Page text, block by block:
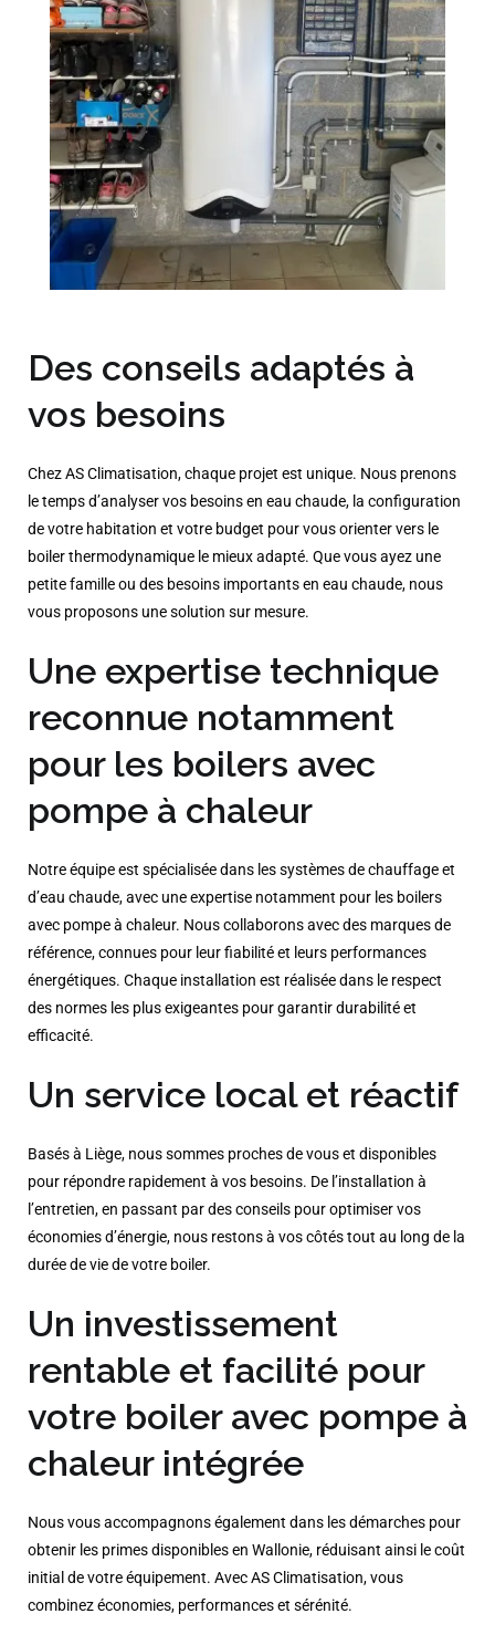
Des conseils adaptés à
vos besoins
Chez AS Climatisation, chaque projet est unique. Nous prenons
le temps d’analyser vos besoins en eau chaude, la configuration
de votre habitation et votre budget pour vous orienter vers le
boiler thermodynamique le mieux adapté. Que vous ayez une
petite famille ou des besoins importants en eau chaude, nous
vous proposons une solution sur mesure.
Une expertise technique
reconnue notamment
pour les boilers avec
pompe à chaleur
Notre équipe est spécialisée dans les systèmes de chauffage et
d’eau chaude, avec une expertise notamment pour les boilers
avec pompe à chaleur. Nous collaborons avec des marques de
référence, connues pour leur fiabilité et leurs performances
énergétiques. Chaque installation est réalisée dans le respect
des normes les plus exigeantes pour garantir durabilité et
efficacité.
Un service local et réactif
Basés à Liège, nous sommes proches de vous et disponibles
pour répondre rapidement à vos besoins. De l’installation à
l’entretien, en passant par des conseils pour optimiser vos
économies d’énergie, nous restons à vos côtés tout au long de la
durée de vie de votre boiler.
Un investissement
rentable et facilité pour
votre boiler avec pompe à
chaleur intégrée
Nous vous accompagnons également dans les démarches pour
obtenir les primes disponibles en Wallonie, réduisant ainsi le coût
initial de votre équipement. Avec AS Climatisation, vous
combinez économies, performances et sérénité.